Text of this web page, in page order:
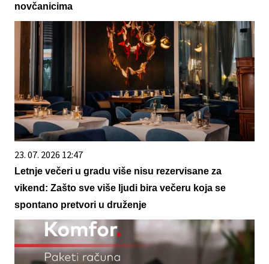
novčanicima
23. 07. 2026 12:47
Letnje večeri u gradu više nisu rezervisane za
vikend: Zašto sve više ljudi bira večeru koja se
spontano pretvori u druženje